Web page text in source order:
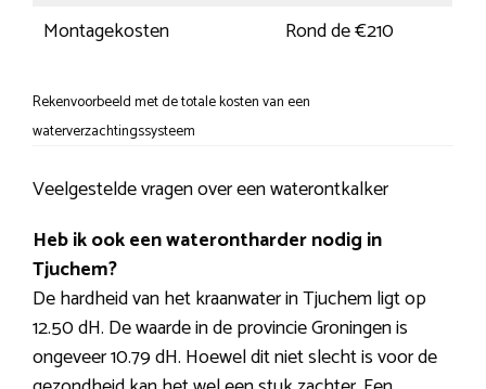
Montagekosten
Rond de €210
Rekenvoorbeeld met de totale kosten van een
waterverzachtingssysteem
Veelgestelde vragen over een waterontkalker
Heb ik ook een waterontharder nodig in
Tjuchem?
De hardheid van het kraanwater in Tjuchem ligt op
12.50 dH. De waarde in de provincie Groningen is
ongeveer 10.79 dH. Hoewel dit niet slecht is voor de